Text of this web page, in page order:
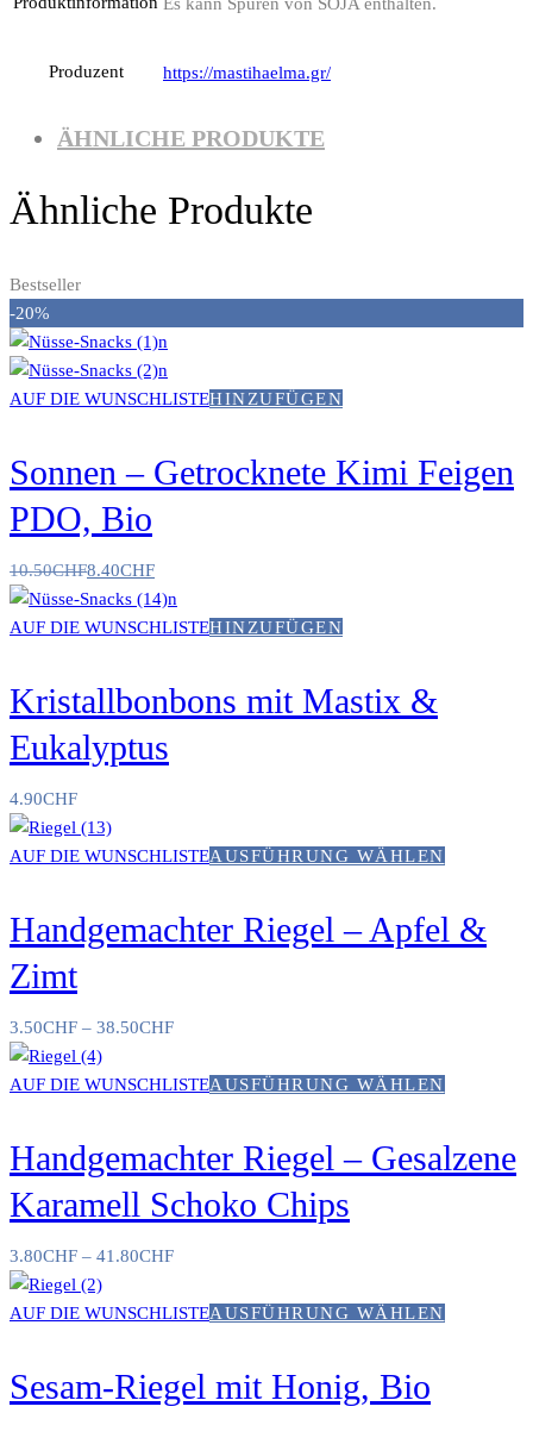
Es kann Spuren von SOJA enthalten.
Produzent https://mastihaelma.gr/
ÄHNLICHE PRODUKTE
Ähnliche Produkte
Bestseller
-20%
AUF DIE WUNSCHLISTEHINZUFÜGEN
Sonnen – Getrocknete Kimi Feigen
PDO, Bio
10.50CHF8.40CHF
AUF DIE WUNSCHLISTEHINZUFÜGEN
Kristallbonbons mit Mastix &
Eukalyptus
4.90CHF
AUF DIE WUNSCHLISTEAUSFÜHRUNG WÄHLEN
Handgemachter Riegel – Apfel &
Zimt
3.50CHF – 38.50CHF
AUF DIE WUNSCHLISTEAUSFÜHRUNG WÄHLEN
Handgemachter Riegel – Gesalzene
Karamell Schoko Chips
3.80CHF – 41.80CHF
AUF DIE WUNSCHLISTEAUSFÜHRUNG WÄHLEN
Sesam-Riegel mit Honig, Bio